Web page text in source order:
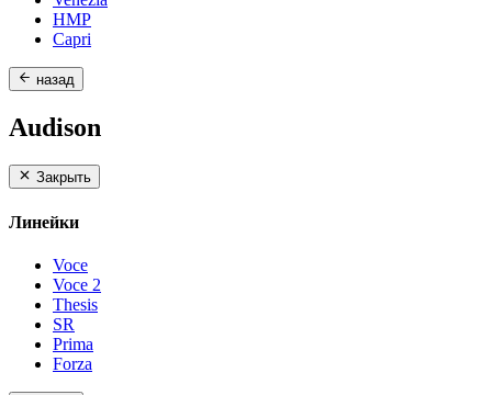
HMP
Capri
назад
Audison
Закрыть
Линейки
Voce
Voce 2
Thesis
SR
Prima
Forza